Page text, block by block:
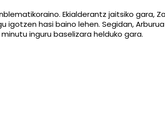
Ekialderantz jaitsiko gara,
hasi baino lehen. Segidan,
inguru baselizara helduko gara.